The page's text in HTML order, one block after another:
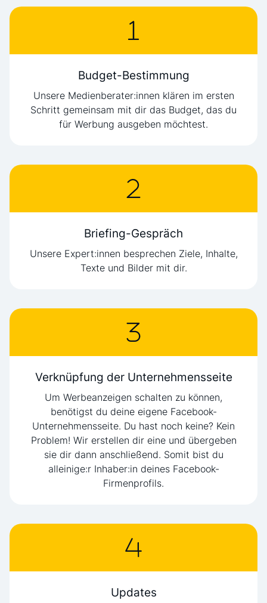
Budget-Bestimmung
Unsere Medienberater:innen klären im ersten
Schritt gemeinsam mit dir das Budget, das du
für Werbung ausgeben möchtest.
Briefing-Gespräch
Unsere Expert:innen besprechen Ziele, Inhalte,
Texte und Bilder mit dir.
Verknüpfung der Unternehmensseite
Um Werbeanzeigen schalten zu können,
benötigst du deine eigene Facebook-
Unternehmensseite. Du hast noch keine? Kein
Problem! Wir erstellen dir eine und übergeben
sie dir dann anschließend. Somit bist du
alleinige:r Inhaber:in deines Facebook-
Firmenprofils.
Updates